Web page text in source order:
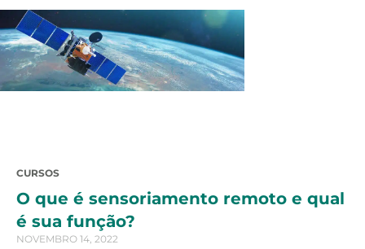
CURSOS
O que é sensoriamento remoto e qual
é sua função?
NOVEMBRO 14, 2022